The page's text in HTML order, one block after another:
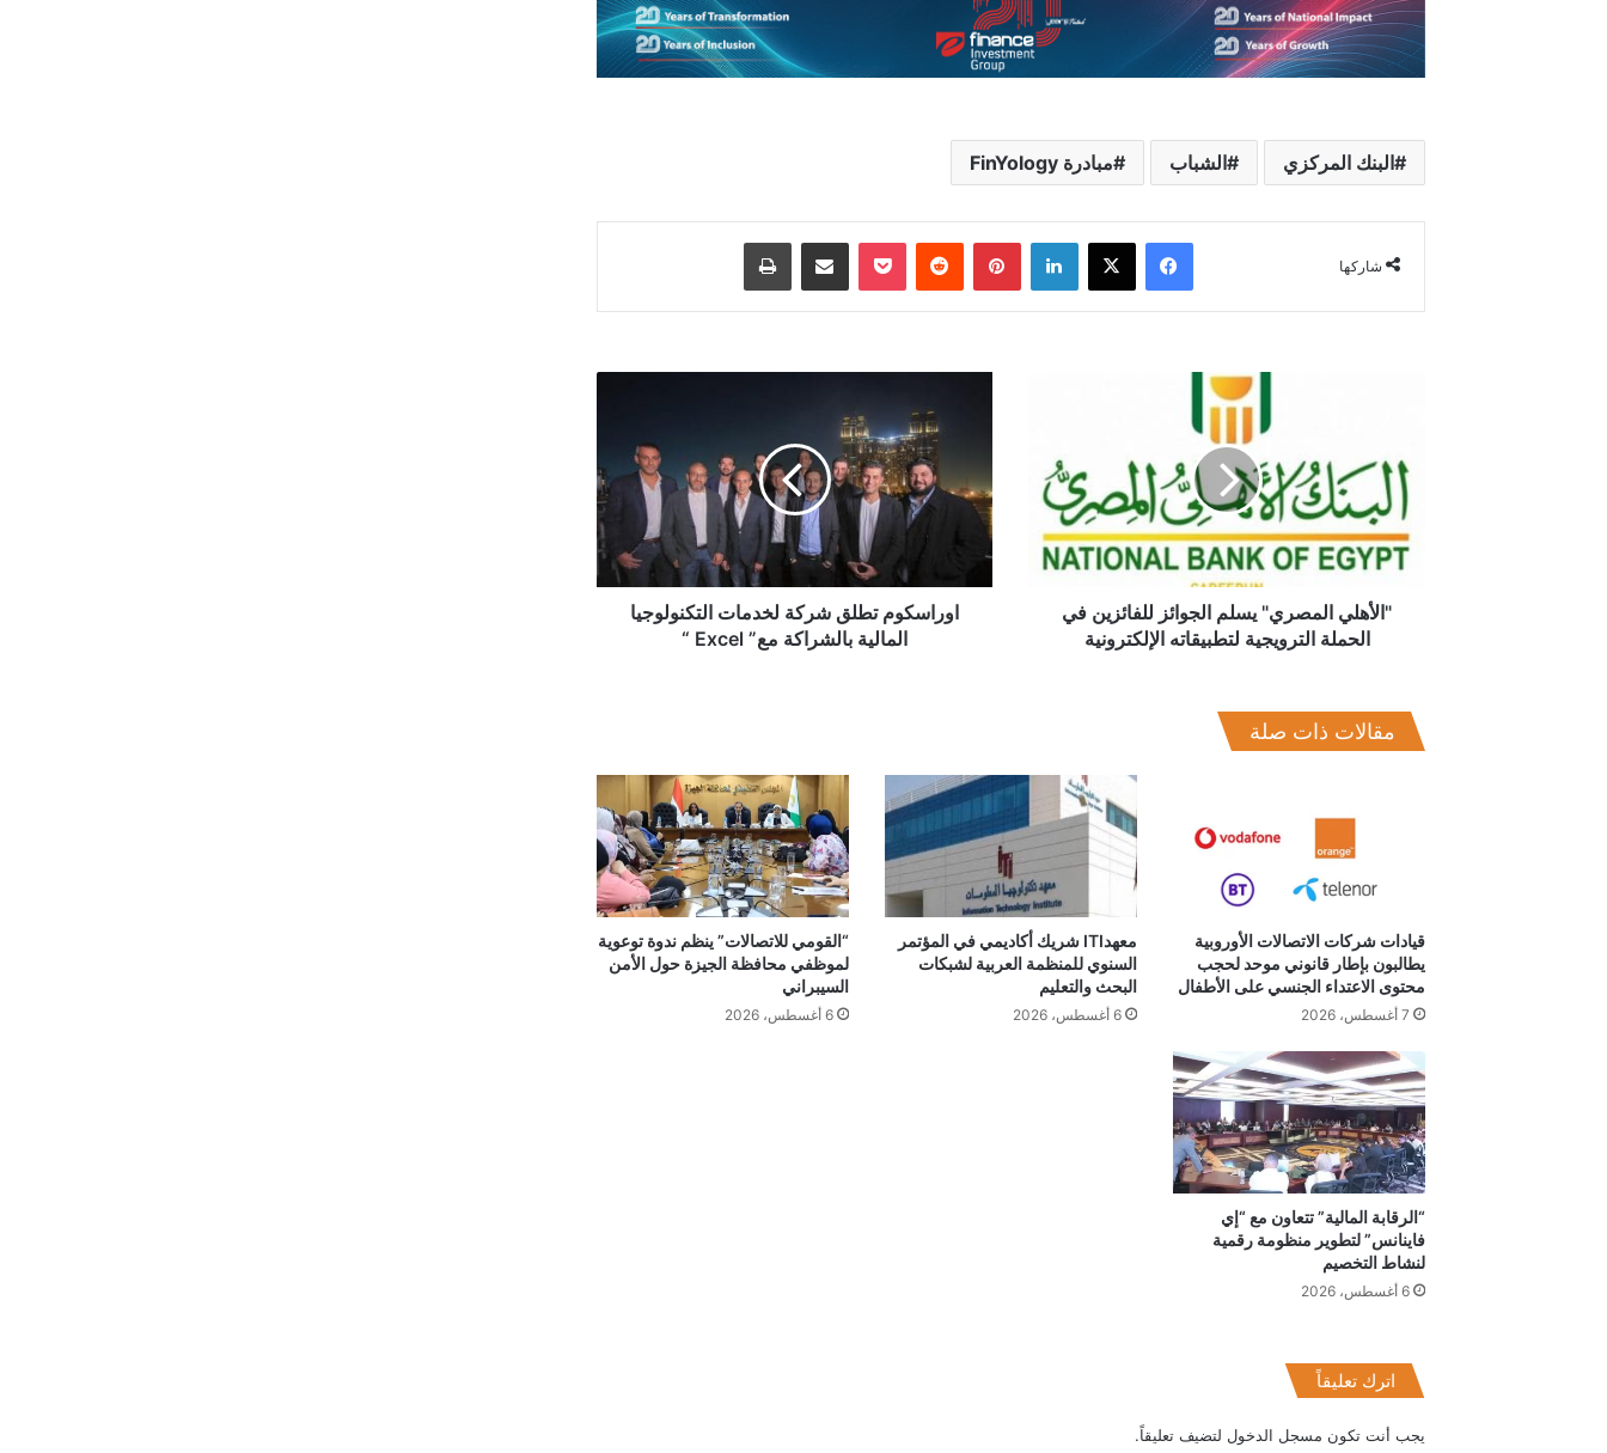
البنك المركزي الشباب مبادرة FinYology
شاركها
فيسبوك ‫X لينكدإن بينتيريست
‏Reddit
‫Pocket مشاركة عبر البريد طباعة
الجوائز
للفائزين
في
الحملة
الترويجية
الإلكترونية"الأهلي المصري" يسلم الجوائز للفائزين في
الحملة الترويجية لتطبيقاته الإلكترونية
التكنولوجيا
المالية
بالشراكة
مع”
Excel
اوراسكوم تطلق شركة لخدمات التكنولوجيا
المالية بالشراكة مع” Excel “
مقالات ذات صلة
قيادات شركات الاتصالات الأوروبية
يطالبون بإطار قانوني موحد لحجب
محتوى الاعتداء الجنسي على الأطفال
7 أغسطس، 2026
معهدITI شريك أكاديمي في المؤتمر
السنوي للمنظمة العربية لشبكات
البحث والتعليم
6 أغسطس، 2026
“القومي للاتصالات” ينظم ندوة توعوية
لموظفي محافظة الجيزة حول الأمن
السيبراني
6 أغسطس، 2026
“الرقابة المالية” تتعاون مع “إي
فاينانس” لتطوير منظومة رقمية
لنشاط التخصيم
6 أغسطس، 2026
اترك تعليقاً
يجب أنت تكون مسجل الدخول لتضيف تعليقاً.